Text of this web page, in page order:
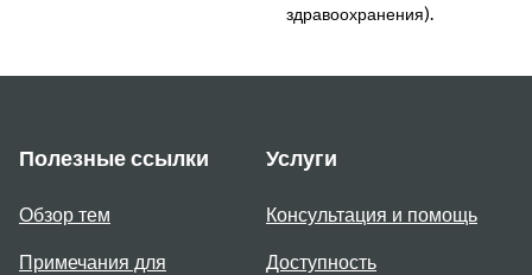
здравоохранения).
Полезные ссылки
Обзор тем
Примечания для
Услуги
Консультация и помощь
Доступность